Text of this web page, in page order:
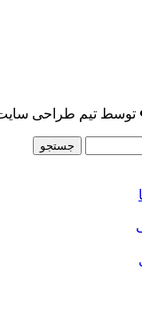
توسط تیم طراحی سایت
جستجو